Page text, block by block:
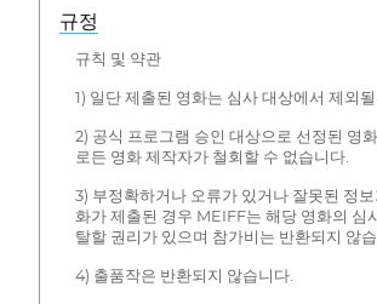
규정
규칙 및 약관
1) 일단 제출된 영화는 심사 대상에서 제외
2) 공식 프로그램 승인 대상으로 선정된 영
로든 영화 제작자가 철회할 수 없습니다.
3) 부정확하거나 오류가 있거나 잘못된 정
화가 제출된 경우 MEIFF는 해당 영화의 심
탈할 권리가 있으며 참가비는 반환되지 않
4) 출품작은 반환되지 않습니다.